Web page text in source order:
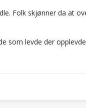
Folk skjønner da at
som levde der